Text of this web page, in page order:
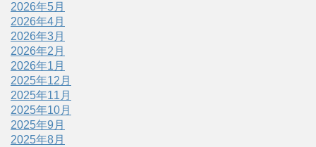
2026年5月
2026年4月
2026年3月
2026年2月
2026年1月
2025年12月
2025年11月
2025年10月
2025年9月
2025年8月